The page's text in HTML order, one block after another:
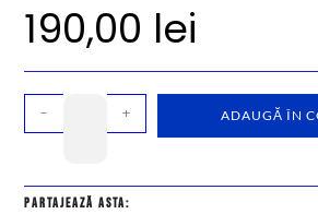
190,00 lei
- + ADAUGĂ ÎN
Partajează asta: